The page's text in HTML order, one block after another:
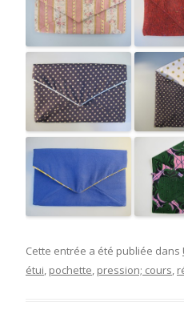
Cette entrée a été publiée dans
étui, pochette, pression; cours,